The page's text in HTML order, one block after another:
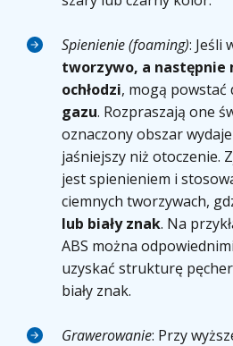
Spienienie (foaming): Jeśli
tworzywo, a następnie
ochłodzi, mogą powstać
gazu. Rozpraszają one
oznaczony obszar
jaśniejszy niż otoczenie.
jest spienieniem i
ciemnych tworzywach,
lub biały znak. Na
ABS można
uzyskać strukturę
biały znak.
Grawerowanie: Przy